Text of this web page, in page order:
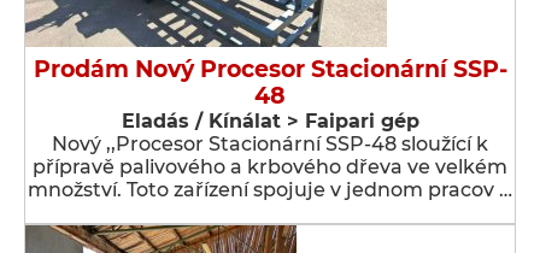
Prodám Nový Procesor Stacionární SSP-
48
Eladás / Kínálat > Faipari gép
Nový ,,Procesor Stacionární SSP-48 sloužící k
přípravě palivového a krbového dřeva ve velkém
množství. Toto zařízení spojuje v jednom pracov …